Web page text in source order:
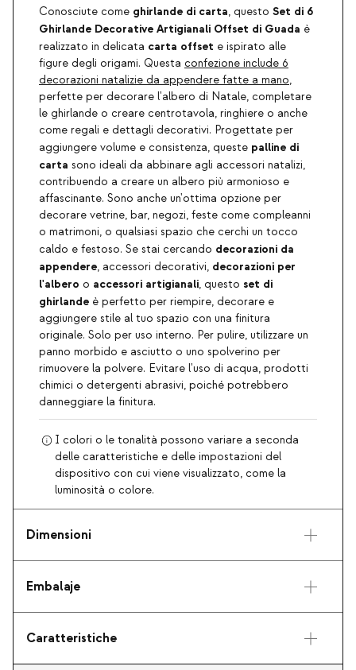
Conosciute come ghirlande di carta, questo Set di 6
Ghirlande Decorative Artigianali Offset di Guada è
realizzato in delicata carta offset e ispirato alle
figure degli origami. Questa confezione include 6
decorazioni natalizie da appendere fatte a mano,
perfette per decorare l'albero di Natale, completare
le ghirlande o creare centrotavola, ringhiere o anche
come regali e dettagli decorativi. Progettate per
aggiungere volume e consistenza, queste palline di
carta sono ideali da abbinare agli accessori natalizi,
contribuendo a creare un albero più armonioso e
affascinante. Sono anche un'ottima opzione per
decorare vetrine, bar, negozi, feste come compleanni
o matrimoni, o qualsiasi spazio che cerchi un tocco
caldo e festoso. Se stai cercando decorazioni da
appendere, accessori decorativi, decorazioni per
l'albero o accessori artigianali, questo set di
ghirlande è perfetto per riempire, decorare e
aggiungere stile al tuo spazio con una finitura
originale. Solo per uso interno. Per pulire, utilizzare un
panno morbido e asciutto o uno spolverino per
rimuovere la polvere. Evitare l'uso di acqua, prodotti
chimici o detergenti abrasivi, poiché potrebbero
danneggiare la finitura.
I colori o le tonalità possono variare a seconda
delle caratteristiche e delle impostazioni del
dispositivo con cui viene visualizzato, come la
luminosità o colore.
Dimensioni
Embalaje
Caratteristiche